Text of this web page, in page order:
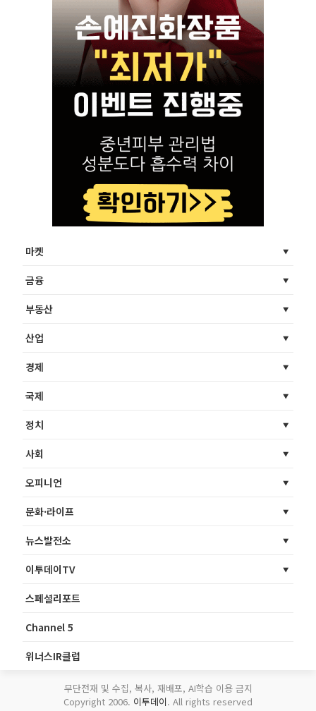
마켓
금융
부동산
산업
경제
국제
정치
사회
오피니언
문화·라이프
뉴스발전소
이투데이TV
스페셜리포트
Channel 5
위너스IR클럽
무단전재 및 수집, 복사, 재배포, AI학습 이용 금지
Copyright 2006. 이투데이. All rights reserved